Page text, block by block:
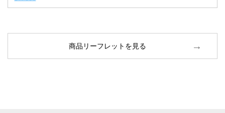
商品リーフレットを見る